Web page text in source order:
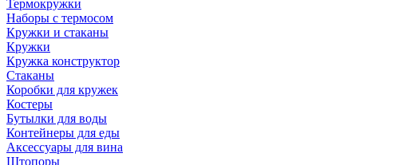
Термокружки
Наборы с термосом
Кружки и стаканы
Кружки
Кружка конструктор
Стаканы
Коробки для кружек
Костеры
Бутылки для воды
Контейнеры для еды
Аксессуары для вина
Штопоры